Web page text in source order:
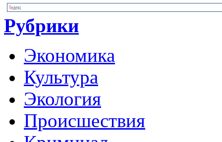
Рубрики
Экономика
Культура
Экология
Происшествия